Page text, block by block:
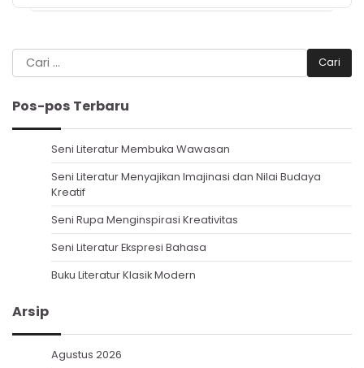
Cari
untuk:
Pos-pos Terbaru
Seni Literatur Membuka Wawasan
Seni Literatur Menyajikan Imajinasi dan Nilai Budaya
Kreatif
Seni Rupa Menginspirasi Kreativitas
Seni Literatur Ekspresi Bahasa
Buku Literatur Klasik Modern
Arsip
Agustus 2026